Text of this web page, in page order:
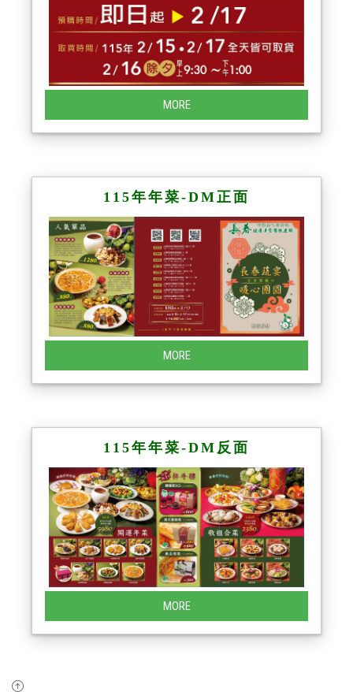
MORE
115年年菜-DM正面
MORE
115年年菜-DM反面
MORE